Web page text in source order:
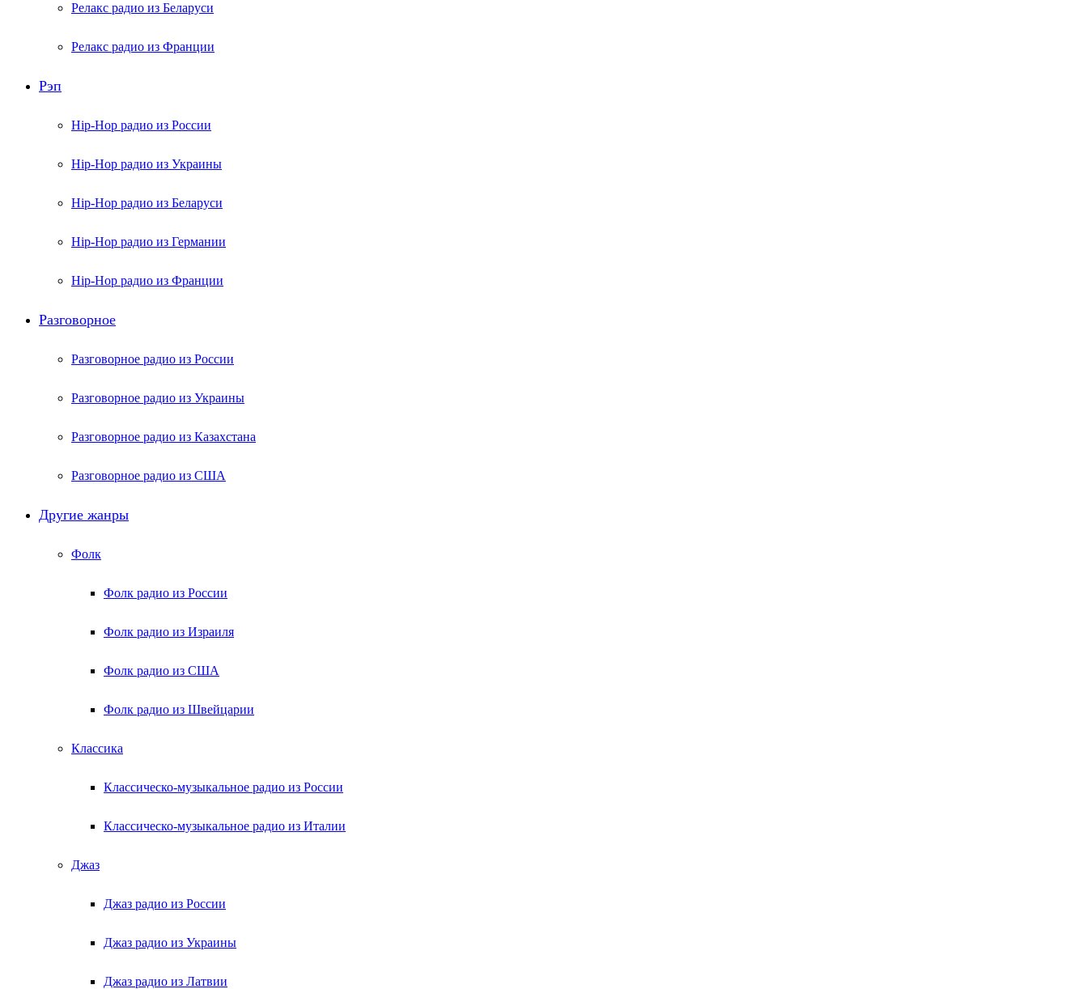
Релакс радио из Беларуси
Релакс радио из Франции
Рэп
Hip-Hop радио из России
Hip-Hop радио из Украины
Hip-Hop радио из Беларуси
Hip-Hop радио из Германии
Hip-Hop радио из Франции
Разговорное
Разговорное радио из России
Разговорное радио из Украины
Разговорное радио из Казахстана
Разговорное радио из США
Другие жанры
Фолк
Фолк радио из России
Фолк радио из Израиля
Фолк радио из США
Фолк радио из Швейцарии
Классика
Классическо-музыкальное радио из России
Классическо-музыкальное радио из Италии
Джаз
Джаз радио из России
Джаз радио из Украины
Джаз радио из Латвии